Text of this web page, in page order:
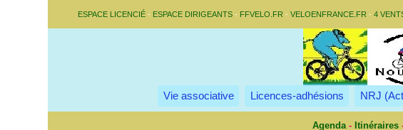
ESPACE LICENCIÉ - ESPACE DIRIGEANTS - FFVELO.FR - VELOENFRANCE.FR - 4
Vie associative Licences-adhésions NRJ
Agenda- Itinéraires